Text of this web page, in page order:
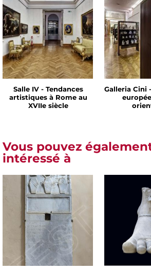
Salle IV - Tendances
artistiques à Rome au
XVIIe siècle
Galleria Cini
Vous pouvez
intéressé à